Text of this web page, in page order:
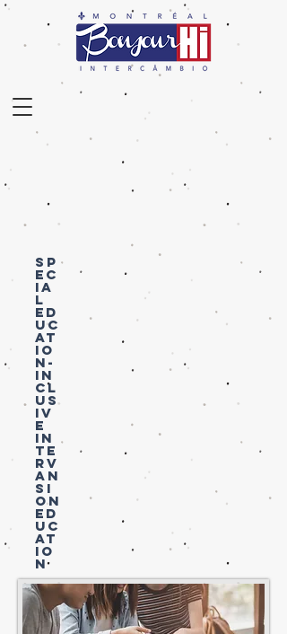
SP
EC
IA
L
ED
UC
AT
IO
N-
IN
CL
US
IV
E
IN
TE
RV
AN
SI
ON
ED
UC
AT
IO
N